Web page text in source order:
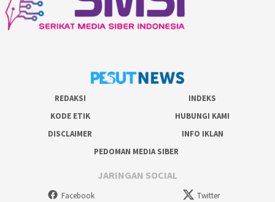
REDAKSI
INDEKS
KODE ETIK
HUBUNGI KAMI
DISCLAIMER
INFO IKLAN
PEDOMAN MEDIA SIBER
JARINGAN SOCIAL
Facebook Twitter